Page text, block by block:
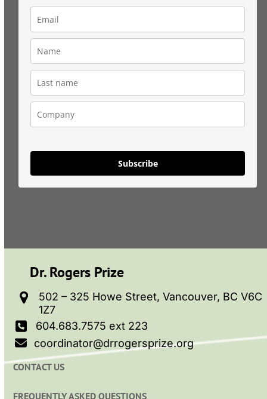
Subscribe
Dr. Rogers Prize
502 – 325 Howe Street, Vancouver, BC V6C
1Z7
604.683.7575 ext 223
coordinator@drrogersprize.org
CONTACT US
FREQUENTLY ASKED QUESTIONS